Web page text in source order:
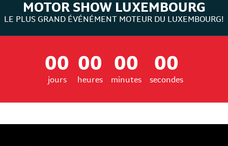
MOTOR SHOW LUXEMBOURG
LE PLUS GRAND ÉVÉNÉMENT MOTEUR DU LUXEMBOURG!
00
jours
00
heures
00
minutes
00
secondes